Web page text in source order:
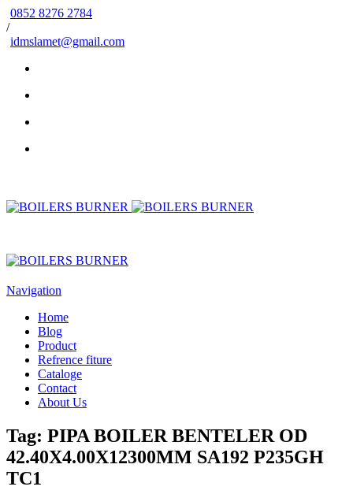
0852 8276 2784
/
idmslamet@gmail.com
Navigation
Home
Blog
Product
Refrence fiture
Cataloge
Contact
About Us
Tag: PIPA BOILER BENTELER OD
42.40X4.00X12300MM SA192 P235GH
TC1